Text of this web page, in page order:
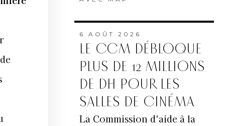
6 AOÛT 2026
LE CCM DÉBLOQUE
PLUS DE 12 MILLIONS
DE DH POUR LES
SALLES DE CINÉMA
La Commission d'aide à la